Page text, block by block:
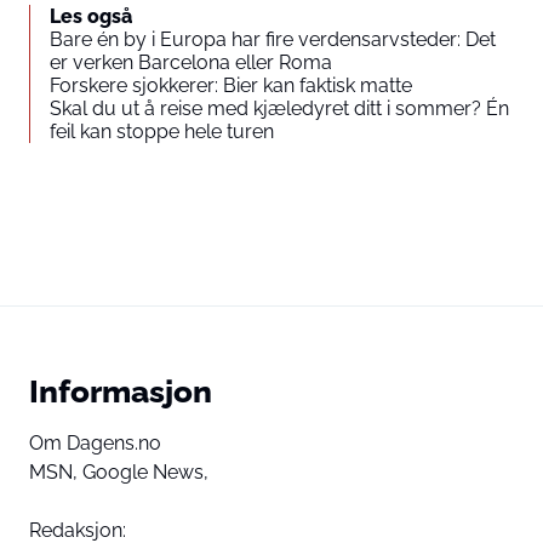
Les også
Bare én by i Europa har fire verdensarvsteder: Det
er verken Barcelona eller Roma
Forskere sjokkerer: Bier kan faktisk matte
Skal du ut å reise med kjæledyret ditt i sommer? Én
feil kan stoppe hele turen
Informasjon
Om Dagens.no
MSN, Google News,
Redaksjon: